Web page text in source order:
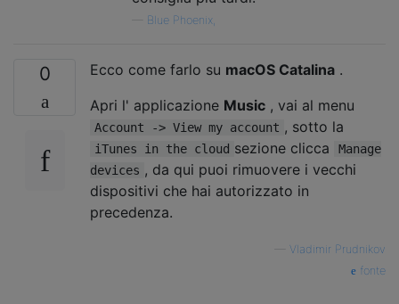
Blue Phoenix,
0 Ecco come farlo su macOS Catalina .
Apri l' applicazione Music , vai al menu
Account -> View my account , sotto la
iTunes in the cloud sezione clicca
Manage
devices , da qui puoi rimuovere i vecchi
dispositivi che hai autorizzato in
precedenza.
Vladimir Prudnikov
fonte